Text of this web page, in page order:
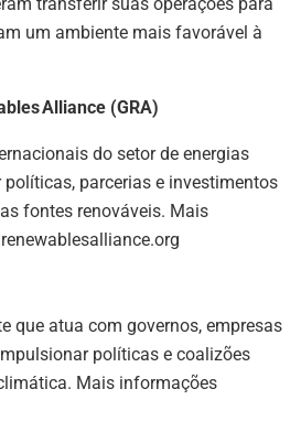
um ambiente mais favorável à
Alliance (GRA)
do setor de energias
parcerias e investimentos
fontes renováveis. Mais
que atua com governos, empresas
políticas e coalizões
Mais informações